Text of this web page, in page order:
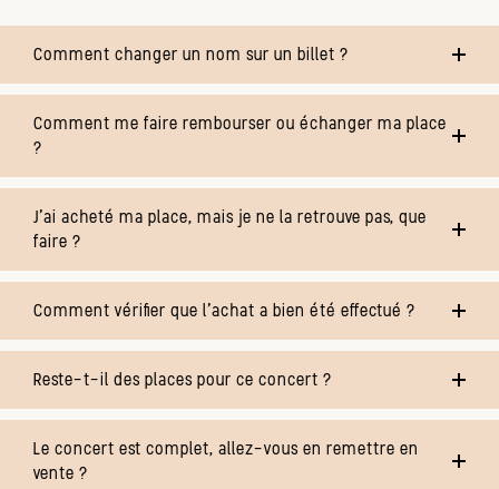
Comment changer un nom sur un billet ?
Comment me faire rembourser ou échanger ma place
?
J’ai acheté ma place, mais je ne la retrouve pas, que
faire ?
Comment vérifier que l’achat a bien été effectué ?
Reste-t-il des places pour ce concert ?
Le concert est complet, allez-vous en remettre en
vente ?